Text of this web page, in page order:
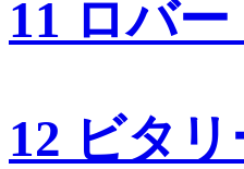
11 ロバ
12 ビタ